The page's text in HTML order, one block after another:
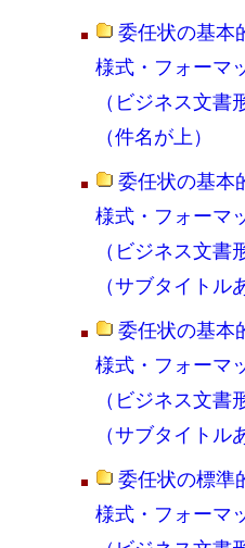
委任状の基本
様式・フォーマ
（ビジネス文書
（件名が上）
委任状の基本
様式・フォーマ
（ビジネス文書
（サブタイトル
委任状の基本
様式・フォーマ
（ビジネス文書
（サブタイトル
委任状の標準
様式・フォーマ